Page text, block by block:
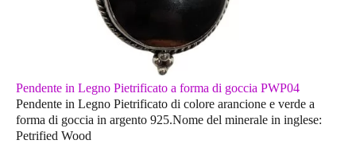
Pendente in Legno Pietrificato a forma di goccia PWP04
Pendente in Legno Pietrificato di colore arancione e verde a
forma di goccia in argento 925.Nome del minerale in inglese:
Petrified Wood